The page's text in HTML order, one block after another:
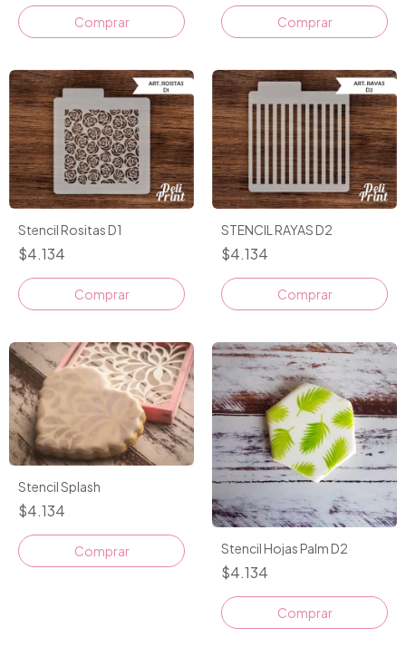
Stencil Rositas D1
$4.134
STENCIL RAYAS D2
$4.134
Stencil Splash
$4.134
Stencil Hojas Palm D2
$4.134